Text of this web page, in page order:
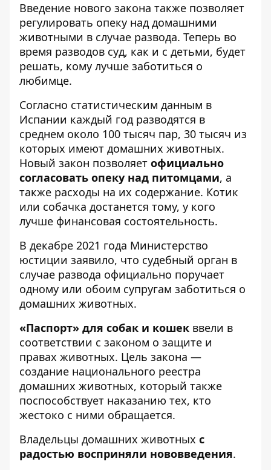
Введение нового закона также позволяет
регулировать опеку над домашними
животными в случае развода. Теперь во
время разводов суд, как и с детьми, будет
решать, кому лучше заботиться о
любимце.
Согласно статистическим данным в
Испании каждый год разводятся в
среднем около 100 тысяч пар, 30 тысяч из
которых имеют домашних животных.
Новый закон позволяет официально
согласовать опеку над питомцами, а
также расходы на их содержание. Котик
или собачка достанется тому, у кого
лучше финансовая состоятельность.
В декабре 2021 года Министерство
юстиции заявило, что судебный орган в
случае развода официально поручает
одному или обоим супругам заботиться о
домашних животных.
«Паспорт» для собак и кошек ввели в
соответствии с законом о защите и
правах животных. Цель закона —
создание национального реестра
домашних животных, который также
поспособствует наказанию тех, кто
жестоко с ними обращается.
Владельцы домашних животных с
радостью восприняли нововведения.